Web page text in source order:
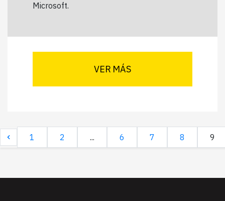
Microsoft.
VER MÁS
1 2 ... 6 7 8 9